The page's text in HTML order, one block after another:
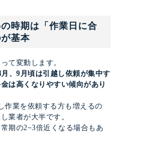
時期は「作業日に合
基本
て変動します。
、9月頃は引越し依頼が集中す
は高くなりやすい傾向があり
作業を依頼する方も増えるの
業者が大半です。
期の2~3倍近くなる場合もあ